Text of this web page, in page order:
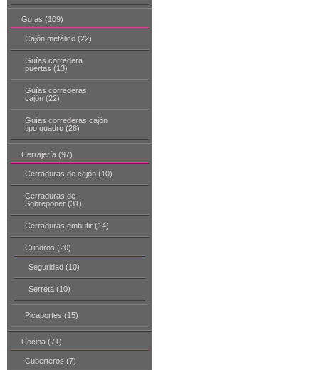
Guías (109)
Cajón metálico (22)
Guías corredera
puertas (13)
Guías correderas
cajón (22)
Guías correderas cajón
tipo quadro (28)
Cerrajería (97)
Cerraduras de cajón (10)
Cerraduras de
Sobreponer (31)
Cerraduras embutir (14)
Cilindros (20)
Seguridad (10)
Serreta (10)
Picaportes (15)
Cocina (71)
Cuberteros (7)